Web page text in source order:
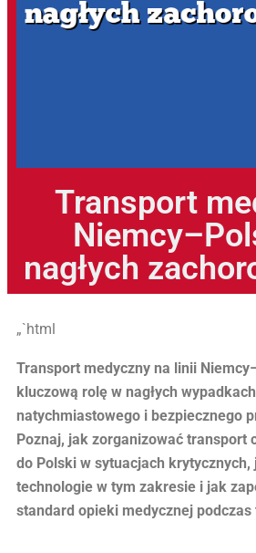
Transport
nagłych
„`html
Transport medyczny na linii
kluczową rolę w nagłych
natychmiastowego i bezpiecznego
Poznaj, jak zorganizować transport
do Polski w sytuacjach krytycznych,
technologie w tym zakresie i jak
standard opieki medycznej